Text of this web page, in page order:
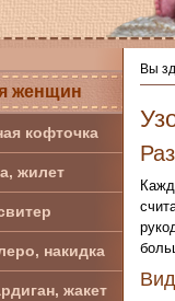
женщин
кофточка
жилет
накидка
жакет
Вы